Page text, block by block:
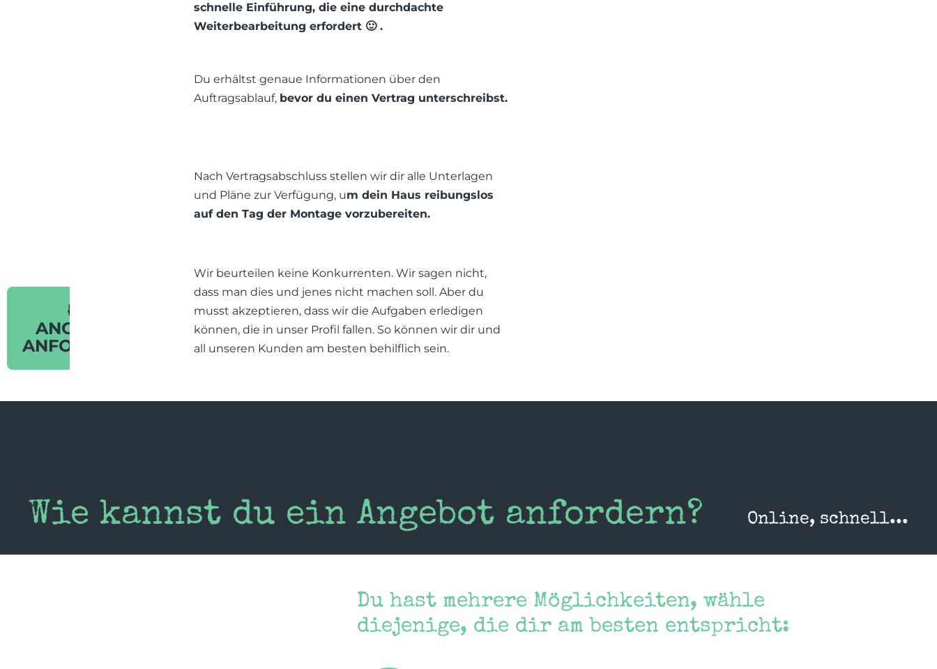
ANGEBOT
ANFORDERN
schnelle Einführung, die eine durchdachte
Weiterbearbeitung erfordert 🙂.
Du erhältst genaue Informationen über den
Auftragsablauf, bevor du einen Vertrag unterschreibst.
Nach Vertragsabschluss stellen wir dir alle Unterlagen
und Pläne zur Verfügung, um dein Haus reibungslos
auf den Tag der Montage vorzubereiten.
Wir beurteilen keine Konkurrenten. Wir sagen nicht,
dass man dies und jenes nicht machen soll. Aber du
musst akzeptieren, dass wir die Aufgaben erledigen
können, die in unser Profil fallen. So können wir dir und
all unseren Kunden am besten behilflich sein.
Wie kannst du ein Angebot anfordern? Online, schnell...
Du hast mehrere Möglichkeiten, wähle
diejenige, die dir am besten entspricht: